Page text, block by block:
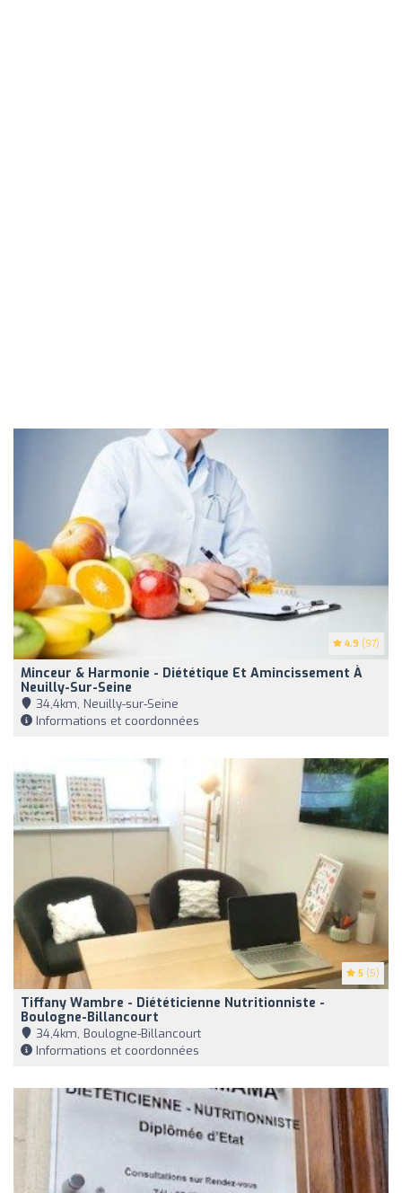
4.9 (97)
Minceur & Harmonie - Diététique Et Amincissement À
Neuilly-Sur-Seine
34,4km, Neuilly-sur-Seine
Informations et coordonnées
5 (5)
Tiffany Wambre - Diététicienne Nutritionniste -
Boulogne-Billancourt
34,4km, Boulogne-Billancourt
Informations et coordonnées